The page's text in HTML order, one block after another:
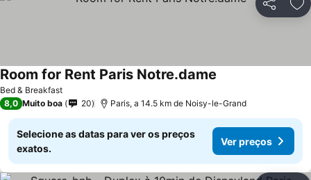
Partilhar
Bed & Breakfast
Room for Rent Paris Notre.dame
8,0 Muito boa 20 Paris, a 14.5 km de Noisy-le-Grand
Selecione as datas para ver os preços
exatos.
Ver preços